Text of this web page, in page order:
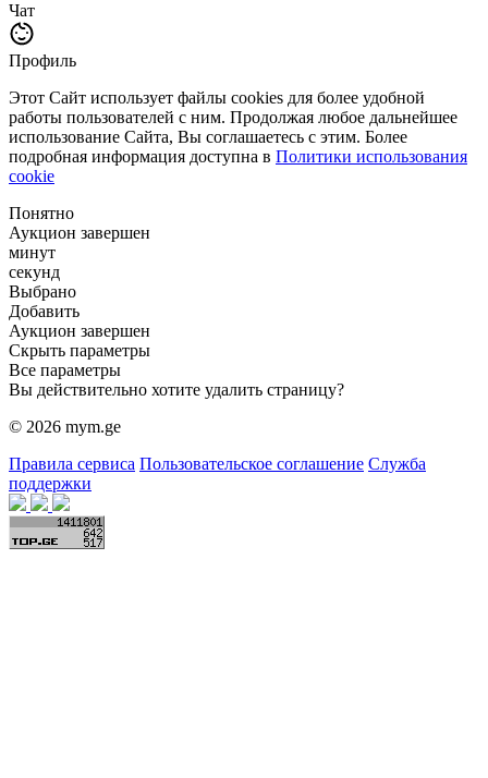
Чат
Профиль
Этот Сайт использует файлы cookies для более удобной
работы пользователей с ним. Продолжая любое дальнейшее
использование Сайта, Вы соглашаетесь с этим. Более
подробная информация доступна в Политики использования
cookie
Понятно
Аукцион завершен
минут
секунд
Выбрано
Добавить
Аукцион завершен
Скрыть параметры
Все параметры
Вы действительно хотите удалить страницу?
© 2026 mym.ge
Правила сервиса Пользовательское соглашение Служба
поддержки